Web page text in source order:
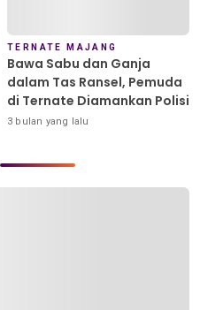
TERNATE MAJANG
Bawa Sabu dan Ganja
dalam Tas Ransel, Pemuda
di Ternate Diamankan Polisi
3 bulan yang lalu